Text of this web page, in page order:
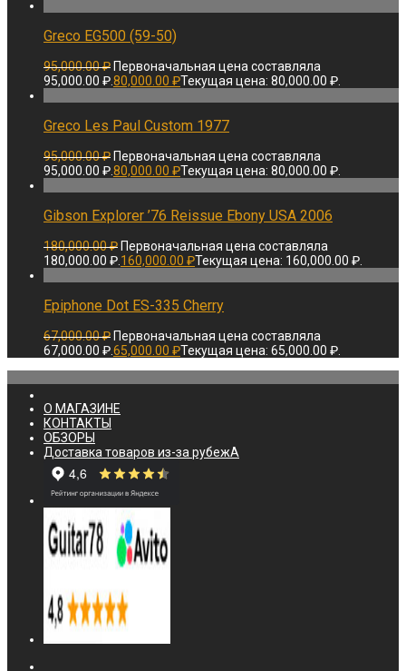
Greco EG500 (59-50)
95,000.00₽ Первоначальная цена составляла
95,000.00 ₽.80,000.00 ₽Текущая цена: 80,000.00 ₽.
Greco Les Paul Custom 1977
95,000.00₽ Первоначальная цена составляла
95,000.00 ₽.80,000.00 ₽Текущая цена: 80,000.00 ₽.
Gibson Explorer ’76 Reissue Ebony USA 2006
180,000.00₽ Первоначальная цена составляла
180,000.00 ₽.160,000.00 ₽Текущая цена: 160,000.00 ₽.
Epiphone Dot ES-335 Cherry
67,000.00₽ Первоначальная цена составляла
67,000.00 ₽.65,000.00 ₽Текущая цена: 65,000.00 ₽.
О МАГАЗИНЕ
КОНТАКТЫ
ОБЗОРЫ
Доставка товаров из-за рубежА